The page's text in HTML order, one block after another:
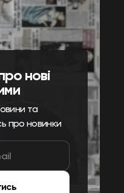
нові
та
про новинки